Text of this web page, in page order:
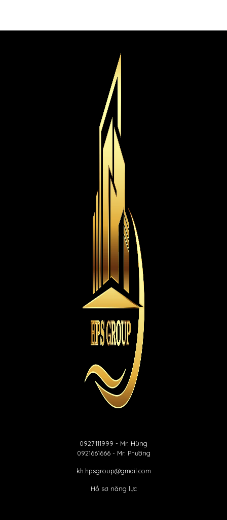
0927111999 - Mr. Hùng
0921661666- Mr. Phường
kh.hpsgroup@gmail.com
Hồ sơ năng lực